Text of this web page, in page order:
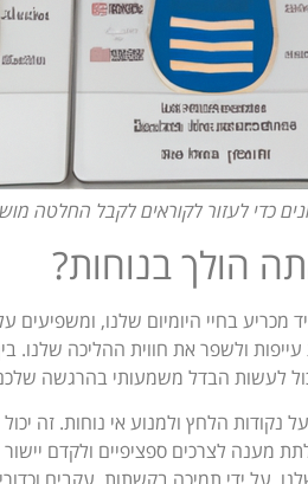
כדי לעזור לקוראים לקבל החלטה
הולך בנוחות?
בחיי היומיום שלנו, ומשפיעים
ולשפר את חווית ההליכה
לעשות הבדל משמעותי בהרגשה
הלחץ ולמנוע אי נוחות. זה
מענה לצרכים ספציפיים ולקדם